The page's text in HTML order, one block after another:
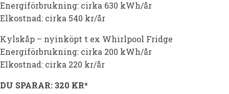
Energiförbrukning: cirka 630 kWh/år
Elkostnad: cirka 540 kr/år
Kylskåp – nyinköpt t ex Whirlpool Fridge
Energiförbrukning: cirka 200 kWh/år
Elkostnad: cirka 220 kr/år
DU SPARAR: 320 KR*